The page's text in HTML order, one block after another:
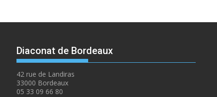
Diaconat de Bordeaux
42 rue de Landiras
33000 Bordeaux
05 33 09 66 80